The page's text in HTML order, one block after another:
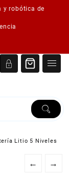
y robótica de
Litio 5 Niveles
← →